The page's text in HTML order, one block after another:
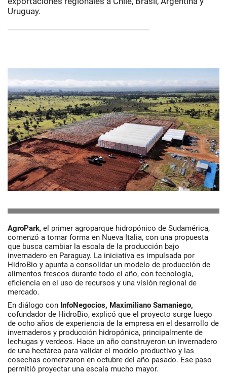
Uruguay.
AgroPark, el primer agroparque hidropónico de Sudamérica,
comenzó a tomar forma en Nueva Italia, con una propuesta
que busca cambiar la escala de la producción bajo
invernadero en Paraguay. La iniciativa es impulsada por
HidroBio y apunta a consolidar un modelo de producción de
alimentos frescos durante todo el año, con tecnología,
eficiencia en el uso de recursos y una visión regional de
mercado.
En diálogo con InfoNegocios, Maximiliano Samaniego,
cofundador de HidroBio, explicó que el proyecto surge luego
de ocho años de experiencia de la empresa en el desarrollo de
invernaderos y producción hidropónica, principalmente de
lechugas y verdeos. Hace un año construyeron un invernadero
de una hectárea para validar el modelo productivo y las
cosechas comenzaron en octubre del año pasado. Ese paso
permitió proyectar una escala mucho mayor.